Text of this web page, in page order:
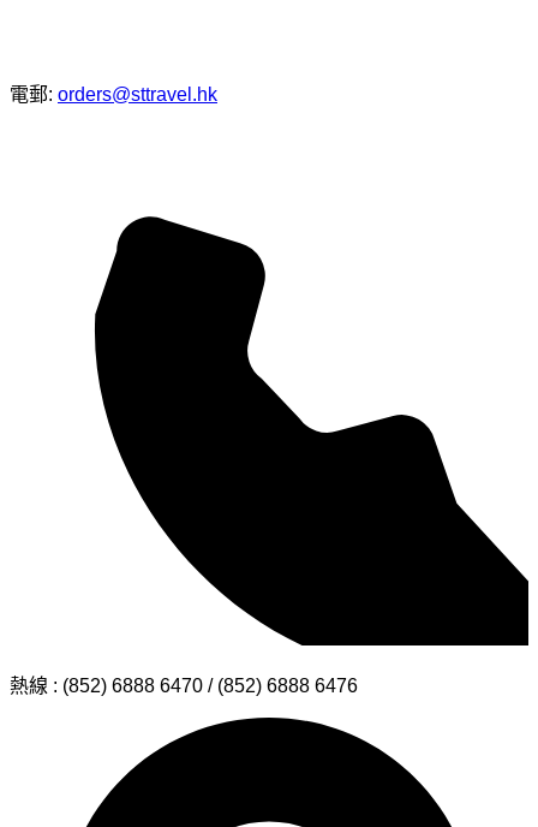
電郵: orders@sttravel.hk
熱線 : (852) 6888 6470 / (852) 6888 6476